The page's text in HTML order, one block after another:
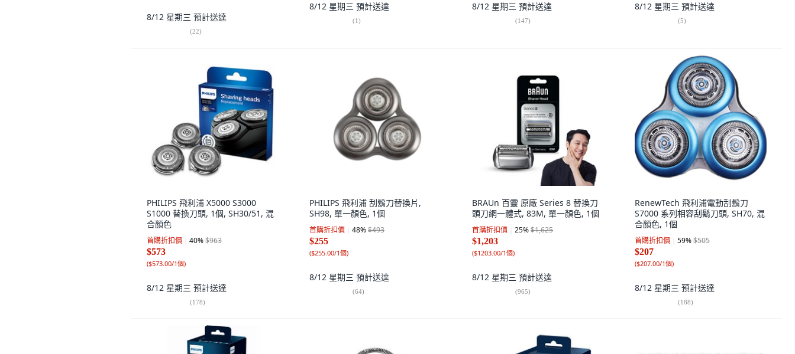
8/12 星期三 預計送達
(22)
8/12 星期三 預計送達
(1)
8/12 星期三 預計送達
(147)
8/12 星期三 預計送達
(5)
PHILIPS 飛利浦 X5000 S3000
S1000 替換刀頭, 1個, SH30/51, 混
合顏色
首購折扣價 40%$963
$573
($573.00/1個)
8/12 星期三 預計送達
(178)
PHILIPS 飛利浦 刮鬍刀替換片,
SH98, 單一顏色, 1個
首購折扣價 48%$493
$255
($255.00/1個)
8/12 星期三 預計送達
(64)
BRAUn 百靈 原廠 Series 8 替換刀
頭刀網一體式, 83M, 單一顏色, 1個
首購折扣價 25%$1,625
$1,203
($1203.00/1個)
8/12 星期三 預計送達
(965)
RenewTech 飛利浦電動刮鬍刀
S7000 系列相容刮鬍刀頭, SH70, 混
合顏色, 1個
首購折扣價 59%$505
$207
($207.00/1個)
8/12 星期三 預計送達
(188)